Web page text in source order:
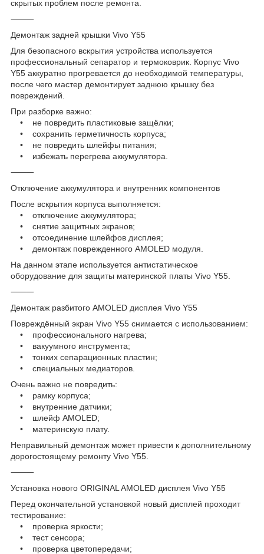
скрытых проблем после ремонта.
⸻
Демонтаж задней крышки Vivo Y55
Для безопасного вскрытия устройства используется
профессиональный сепаратор и термоковрик. Корпус Vivo
Y55 аккуратно прогревается до необходимой температуры,
после чего мастер демонтирует заднюю крышку без
повреждений.
При разборке важно:
• не повредить пластиковые защёлки;
• сохранить герметичность корпуса;
• не повредить шлейфы питания;
• избежать перегрева аккумулятора.
⸻
Отключение аккумулятора и внутренних компонентов
После вскрытия корпуса выполняется:
• отключение аккумулятора;
• снятие защитных экранов;
• отсоединение шлейфов дисплея;
• демонтаж поврежденного AMOLED модуля.
На данном этапе используется антистатическое
оборудование для защиты материнской платы Vivo Y55.
⸻
Демонтаж разбитого AMOLED дисплея Vivo Y55
Повреждённый экран Vivo Y55 снимается с использованием:
• профессионального нагрева;
• вакуумного инструмента;
• тонких сепарационных пластин;
• специальных медиаторов.
Очень важно не повредить:
• рамку корпуса;
• внутренние датчики;
• шлейф AMOLED;
• материнскую плату.
Неправильный демонтаж может привести к дополнительному
дорогостоящему ремонту Vivo Y55.
⸻
Установка нового ORIGINAL AMOLED дисплея Vivo Y55
Перед окончательной установкой новый дисплей проходит
тестирование:
• проверка яркости;
• тест сенсора;
• проверка цветопередачи;